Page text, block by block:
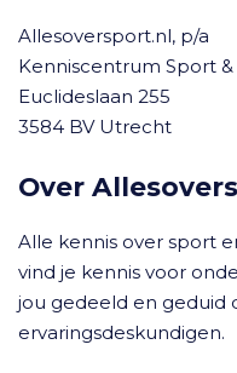
Allesoversport.nl, p/a
Kenniscentrum Sport
Euclideslaan 255
3584 BV Utrecht
Over
Alle kennis over sport
vind je kennis voor
jou gedeeld en geduid
ervaringsdeskundigen.